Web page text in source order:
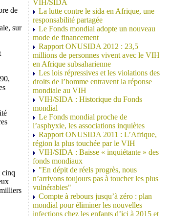
de
sur
cinq
VIH/SIDA
La lutte contre le sida en Afrique, une
responsabilité partagée
Le Fonds mondial adopte un nouveau
mode de financement
Rapport ONUSIDA 2012 : 23,5
millions de personnes vivent avec le VIH
en Afrique subsaharienne
Les lois répressives et les violations des
droits de l’homme entravent la réponse
mondiale au VIH
VIH/SIDA : Historique du Fonds
mondial
Le Fonds mondial proche de
l’asphyxie, les associations inquiètes
Rapport ONUSIDA 2011 : L’Afrique,
région la plus touchée par le VIH
VIH/SIDA : Baisse « inquiétante » des
fonds mondiaux
"En dépit de réels progrès, nous
n’arrivons toujours pas à toucher les plus
vulnérables"
Compte à rebours jusqu’à zéro : plan
mondial pour éliminer les nouvelles
infections chez les enfants d’ici à 2015 et